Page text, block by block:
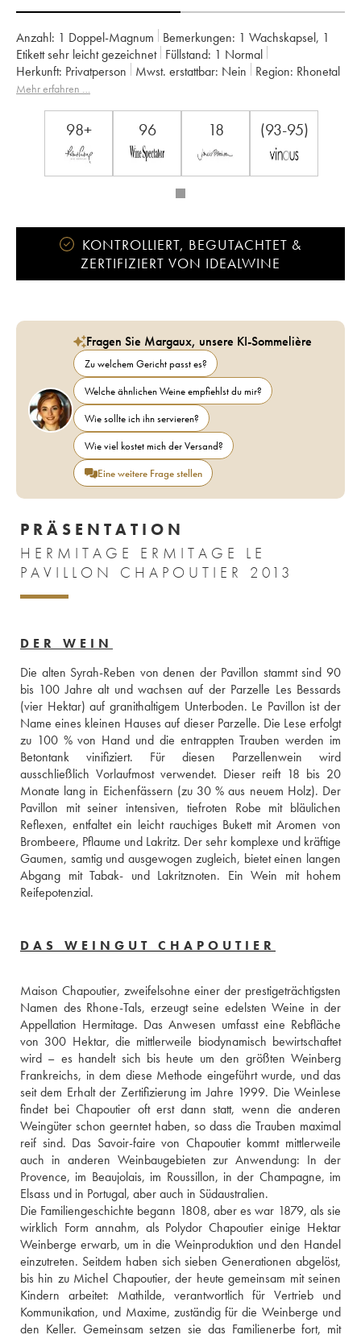
Anzahl: 1 Doppel-Magnum Bemerkungen: 1 Wachskapsel, 1
Etikett sehr leicht gezeichnet Füllstand: 1 Normal
Herkunft:
privatperson Mwst. erstattbar: nein Region:
Rhonetal
Appellation:
Mehr erfahren …
98+ 96 18 (93-95)
KONTROLLIERT, BEGUTACHTET &
ZERTIFIZIERT VON IDEALWINE
Fragen Sie Margaux, unsere KI-Sommelière
Zu welchem Gericht passt es?
Welche ähnlichen Weine empfiehlst du mir?
Wie sollte ich ihn servieren?
Wie viel kostet mich der Versand?
Eine weitere Frage stellen
PRÄSENTATION
HERMITAGE ERMITAGE LE
PAVILLON CHAPOUTIER 2013
DER WEIN
Die alten Syrah-Reben von denen der Pavillon stammt sind 90
bis 100 Jahre alt und wachsen auf der Parzelle Les Bessards
(vier Hektar) auf granithaltigem Unterboden. Le Pavillon ist der
Name eines kleinen Hauses auf dieser Parzelle. Die Lese erfolgt
zu 100 % von Hand und die entrappten Trauben werden im
Betontank vinifiziert. Für diesen Parzellenwein wird
ausschließlich Vorlaufmost verwendet. Dieser reift 18 bis 20
Monate lang in Eichenfässern (zu 30 % aus neuem Holz). Der
Pavillon mit seiner intensiven, tiefroten Robe mit bläulichen
Reflexen, entfaltet ein leicht rauchiges Bukett mit Aromen von
Brombeere, Pflaume und Lakritz. Der sehr komplexe und kräftige
Gaumen, samtig und ausgewogen zugleich, bietet einen langen
Abgang mit Tabak- und Lakritznoten. Ein Wein mit hohem
Reifepotenzial.
DAS WEINGUT CHAPOUTIER
Maison Chapoutier, zweifelsohne einer der prestigeträchtigsten
Namen des Rhone-Tals, erzeugt seine edelsten Weine in der
Appellation Hermitage. Das Anwesen umfasst eine Rebfläche
von 300 Hektar, die mittlerweile biodynamisch bewirtschaftet
wird – es handelt sich bis heute um den größten Weinberg
Frankreichs, in dem diese Methode eingeführt wurde, und das
seit dem Erhalt der Zertifizierung im Jahre 1999. Die Weinlese
findet bei Chapoutier oft erst dann statt, wenn die anderen
Weingüter schon geerntet haben, so dass die Trauben maximal
reif sind. Das Savoir-faire von Chapoutier kommt mittlerweile
auch in anderen Weinbaugebieten zur Anwendung: In der
Provence, im Beaujolais, im Roussillon, in der Champagne, im
Elsass und in Portugal, aber auch in Südaustralien.
Die Familiengeschichte begann 1808, aber es war 1879, als sie
wirklich Form annahm, als Polydor Chapoutier einige Hektar
Weinberge erwarb, um in die Weinproduktion und den Handel
einzutreten. Seitdem haben sich sieben Generationen abgelöst,
bis hin zu Michel Chapoutier, der heute gemeinsam mit seinen
Kindern arbeitet: Mathilde, verantwortlich für Vertrieb und
Kommunikation, und Maxime, zuständig für die Weinberge und
den Keller. Gemeinsam setzen sie das Familienerbe fort, mit